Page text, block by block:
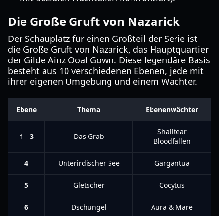
Die Große Gruft von Nazarick
Der Schauplatz für einen Großteil der Serie ist
die Große Gruft von Nazarick, das Hauptquartier
der Gilde Ainz Ooal Gown. Diese legendäre Basis
besteht aus 10 verschiedenen Ebenen, jede mit
ihrer eigenen Umgebung und einem Wächter.
Ebene Thema Ebenenwächter
1 - 3 Das Grab
Shalltear
Bloodfallen
4 Unterirdischer See Gargantua
5 Gletscher Cocytus
6 Dschungel Aura & Mare